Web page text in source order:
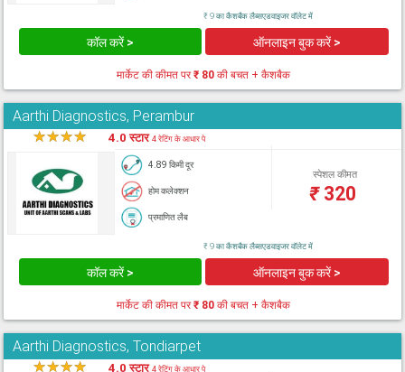
₹ 9 का कैशबैक लैब्सएडवाइजर वॉलेट में
कॉल करें > ऑनलाइन बुक करें >
मार्केट की कीमत पर₹ 80 की बचत + कैशबैक
Aarthi Diagnostics, Perambur
★★★★ 4.0 स्टार4 रेटिंग के आधार पे
4.89 किमी दूर
होम कलेक्शन
प्रमाणित लैब
स्पेशल कीमत
₹320
₹ 9 का कैशबैक लैब्सएडवाइजर वॉलेट में
कॉल करें > ऑनलाइन बुक करें >
मार्केट की कीमत पर₹ 80 की बचत + कैशबैक
Aarthi Diagnostics, Tondiarpet
★★★★ 4.0 स्टार4 रेटिंग के आधार पे